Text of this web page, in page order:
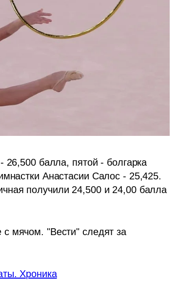
26,500 балла, пятой - болгарка
Анастасии Салос - 25,425.
получили 24,500 и 24,00 балла
с мячом. "Вести" следят за
Хроника